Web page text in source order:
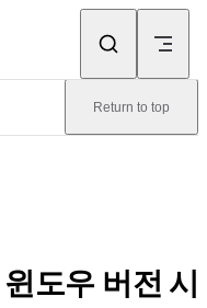
Return to top
도우 버전 시